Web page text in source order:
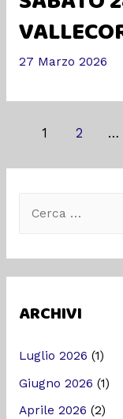
27 Marzo 2026
1 2 …
ARCHIVI
Luglio 2026 (1)
Giugno 2026 (1)
Aprile 2026 (2)